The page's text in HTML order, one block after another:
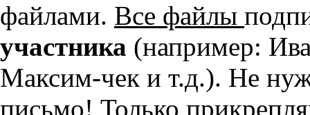
файлами. Все файлы
участника (например:
Максим-чек и т.д.). Не
письмо! Только